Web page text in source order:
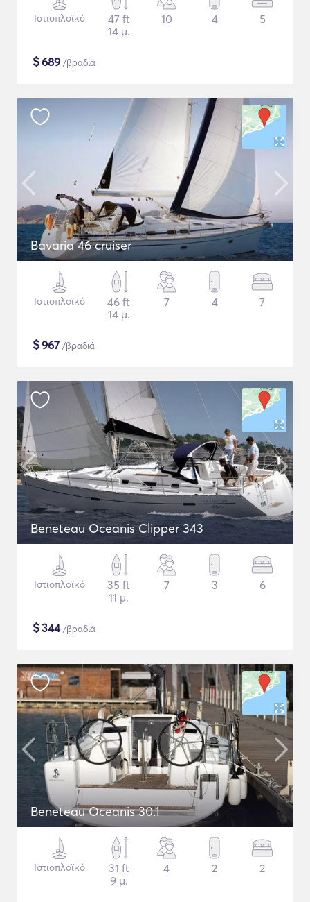
Ιστιοπλοϊκό
47 ft
14 μ.
10 4 5
$689 /βραδιά
Bavaria 46 cruiser
Ιστιοπλοϊκό
46 ft
14 μ.
7 4 7
$967 /βραδιά
Beneteau Oceanis Clipper 343
Ιστιοπλοϊκό
35 ft
11 μ.
7 3 6
$344/βραδιά
Beneteau Oceanis 30.1
Ιστιοπλοϊκό
31 ft
9 μ.
4 2 2